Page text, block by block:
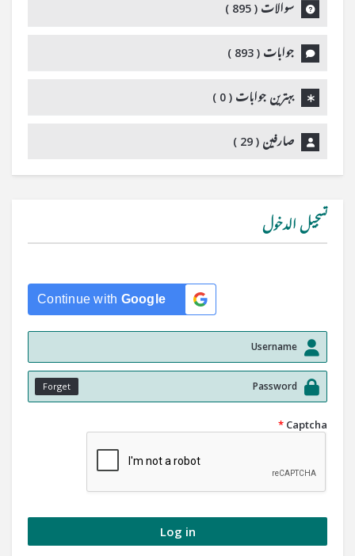
سوالات ( 895
)
جوابات ( 893
)
بہترین جوابات ( 0
)
صارفین ( 29
)
تسجيل الدخول
Continue with Google
Forget
Captcha
*